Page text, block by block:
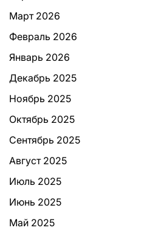
Март 2026
Февраль 2026
Январь 2026
Декабрь 2025
Ноябрь 2025
Октябрь 2025
Сентябрь 2025
Август 2025
Июль 2025
Июнь 2025
Май 2025